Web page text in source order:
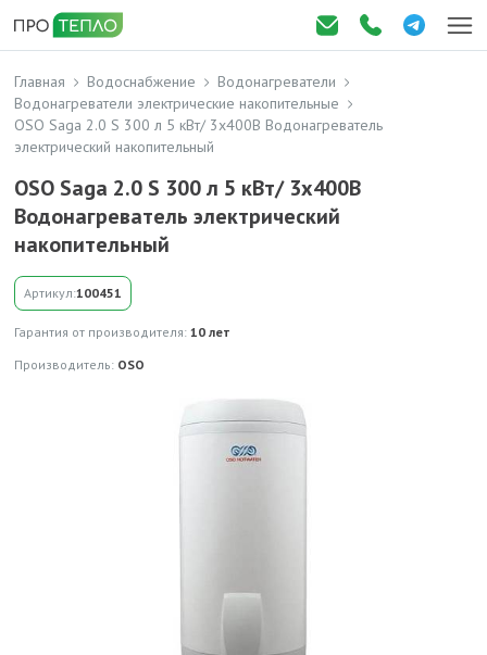
Главная Водоснабжение
Водонагреватели
Водонагреватели электрические накопительные
OSO Saga 2.0 S 300 л 5 кВт/ 3x400В Водонагреватель
электрический накопительный
OSO Saga 2.0 S 300 л 5 кВт/ 3x400В
Водонагреватель электрический
накопительный
Артикул:100451
Гарантия от производителя: 10 лет
Производитель: OSO